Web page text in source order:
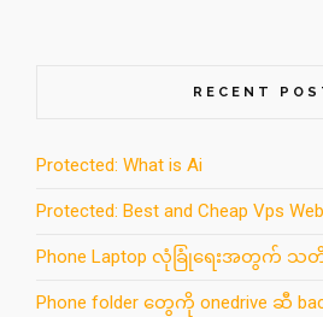
RECENT
Protected: What is Ai
Protected: Best and Cheap Vps
Phone Laptop လုံခြုံရေးအတွက် သ
Phone folder တွေကို onedrive ဆီ